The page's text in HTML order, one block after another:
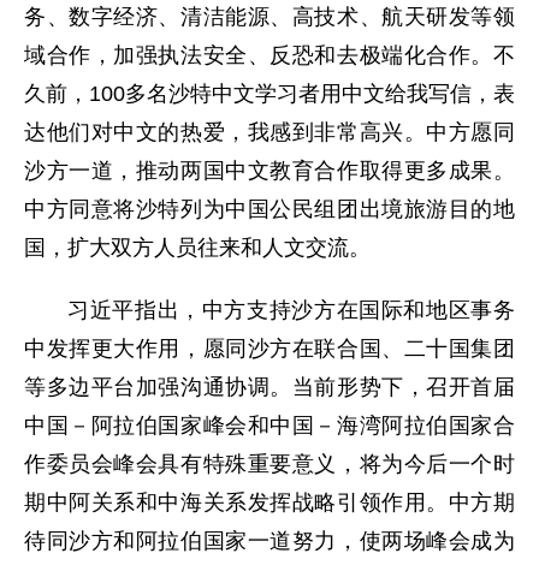
务、数字经济、清洁能源、高技术、航天研发等领
域合作，加强执法安全、反恐和去极端化合作。不
久前，100多名沙特中文学习者用中文给我写信，表
达他们对中文的热爱，我感到非常高兴。中方愿同
沙方一道，推动两国中文教育合作取得更多成果。
中方同意将沙特列为中国公民组团出境旅游目的地
国，扩大双方人员往来和人文交流。
习近平指出，中方支持沙方在国际和地区事务
中发挥更大作用，愿同沙方在联合国、二十国集团
等多边平台加强沟通协调。当前形势下，召开首届
中国－阿拉伯国家峰会和中国－海湾阿拉伯国家合
作委员会峰会具有特殊重要意义，将为今后一个时
期中阿关系和中海关系发挥战略引领作用。中方期
待同沙方和阿拉伯国家一道努力，使两场峰会成为